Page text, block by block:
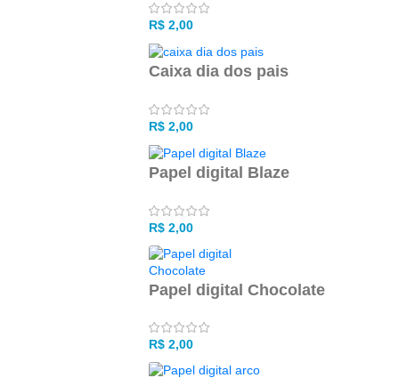
R$2,00
Caixa dia dos pais
R$2,00
Papel digital Blaze
R$2,00
Papel digital Chocolate
R$2,00